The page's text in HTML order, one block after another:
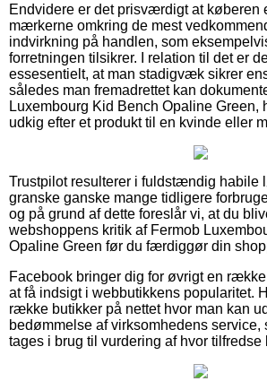
Endvidere er det prisværdigt at køberen
mærkerne omkring de mest
indvirkning på handlen, som
forretningen tilsikrer. I relation til det er
essesentielt, at man stadigvæk sikrer
således man fremadrettet kan
Luxembourg Kid Bench Opaline Green,
udkig efter et produkt til en kvinde eller
Trustpilot resulterer i fuldstændig habile
granske ganske mange tidligere
og på grund af dette foreslår vi, at du
webshoppens kritik af Fermob
Opaline Green før du færdiggør din
Facebook bringer dig for øvrigt en
at få indsigt i webbutikkens popularitet.
række butikker på nettet hvor man kan
bedømmelse af virksomhedens service,
tages i brug til vurdering af hvor tilfredse